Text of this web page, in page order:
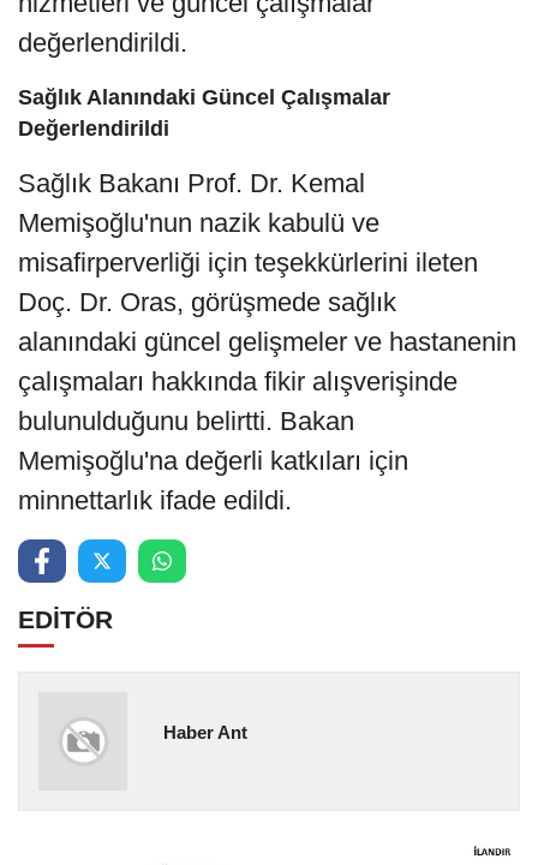
değerlendirildi.
Sağlık Alanındaki Güncel Çalışmalar
Değerlendirildi
Sağlık Bakanı Prof. Dr. Kemal
Memişoğlu'nun nazik kabulü ve
misafirperverliği için teşekkürlerini ileten
Doç. Dr. Oras, görüşmede sağlık
alanındaki güncel gelişmeler ve hastanenin
çalışmaları hakkında fikir alışverişinde
bulunulduğunu belirtti. Bakan
Memişoğlu'na değerli katkıları için
minnettarlık ifade edildi.
EDİTÖR
Haber Ant